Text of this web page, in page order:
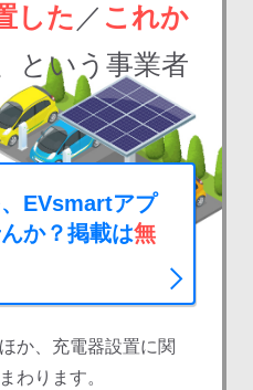
した ／ これか
という事業者
EVsmartアプ
か？掲載は無
か、充電器設置に関
わります。